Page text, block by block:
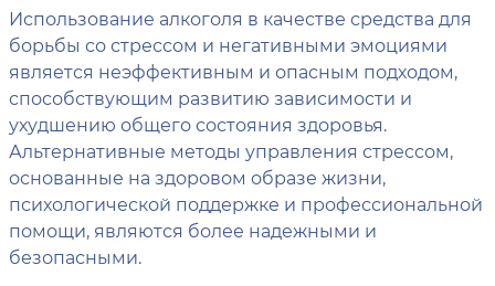
Использование алкоголя в качестве средства для
борьбы со стрессом и негативными эмоциями
является неэффективным и опасным подходом,
способствующим развитию зависимости и
ухудшению общего состояния здоровья.
Альтернативные методы управления стрессом,
основанные на здоровом образе жизни,
психологической поддержке и профессиональной
помощи, являются более надежными и
безопасными.